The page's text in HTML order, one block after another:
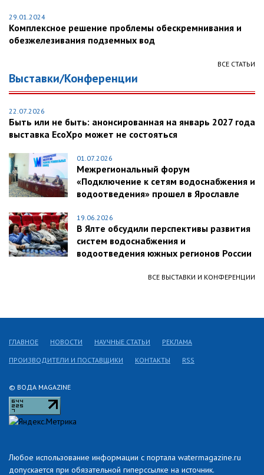
29.01.2024
Комплексное решение проблемы обескремнивания и
обезжелезивания подземных вод
ВСЕ СТАТЬИ
Выставки/Конференции
22.07.2026
Быть или не быть: анонсированная на январь 2027 года
выставка EcoXpo может не состояться
01.07.2026
Межрегиональный форум
«Подключение к сетям водоснабжения и
водоотведения» прошел в Ярославле
19.06.2026
В Ялте обсудили перспективы развития
систем водоснабжения и
водоотведения южных регионов России
ВСЕ ВЫСТАВКИ И КОНФЕРЕНЦИИ
© ВОДА MAGAZINE
Любое использование информации с портала watermagazine.ru
допускается при обязательной гиперссылке на источник.
ГЛАВНОЕ НОВОСТИ НАУЧНЫЕ СТАТЬИ РЕКЛАМА
ПРОИЗВОДИТЕЛИ И ПОСТАВЩИКИ КОНТАКТЫ RSS